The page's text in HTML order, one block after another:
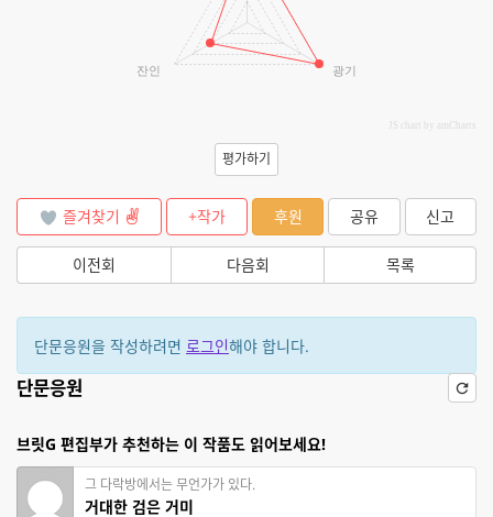
광기
잔인
JS chart by amCharts
평가하기
즐겨찾기 +작가 후원 공유 신고
이전회 다음회 목록
단문응원을 작성하려면 로그인해야 합니다.
단문응원
브릿G 편집부가 추천하는 이 작품도 읽어보세요!
그 다락방에서는 무언가가 있다.
거대한 검은 거미